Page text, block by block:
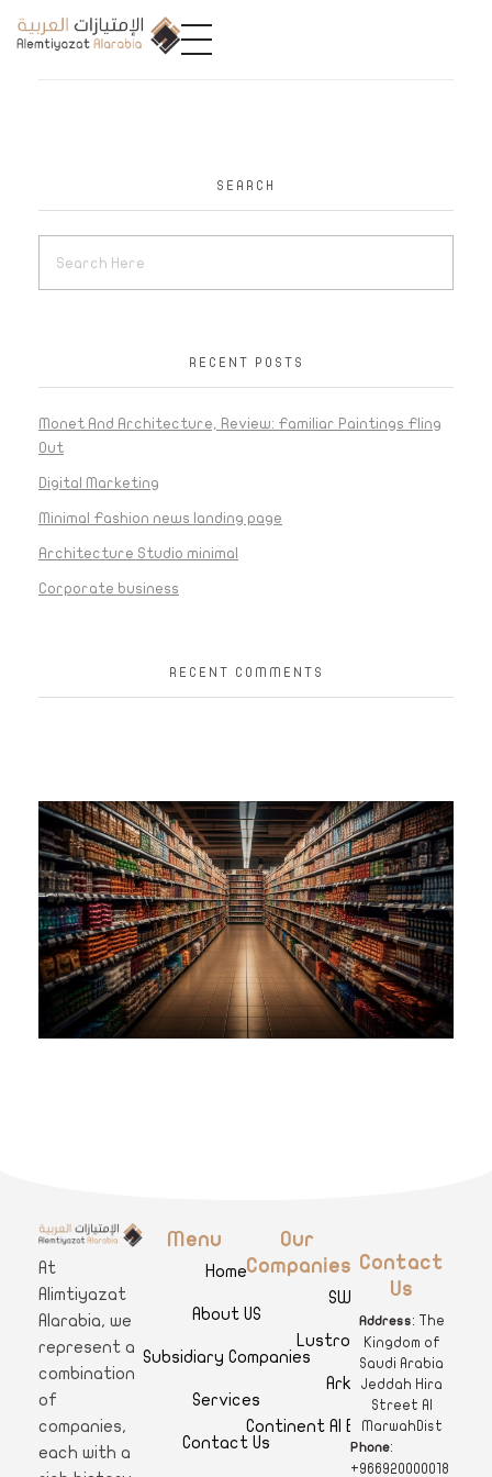
SEARCH
RECENT POSTS
Monet And Architecture, Review: Familiar Paintings Fling
Out
Digital Marketing
Minimal Fashion news landing page
Architecture Studio minimal
Corporate business
RECENT COMMENTS
A
limtiyazat Alarabia
At
Alimtiyazat
Alarabia, we
represent a
combination
of
companies,
each with a
Menu
Home
About US
Subsidiary Companies
Services
Contact Us
Our
Companies
SWAR
Lustro Clinics
Arkan
Continent Al Ertiqaa Hotel
Contact
Us
Address: The
Kingdom of
Saudi Arabia
Jeddah Hira
Street Al
MarwahDist
Phone:
+966920000018